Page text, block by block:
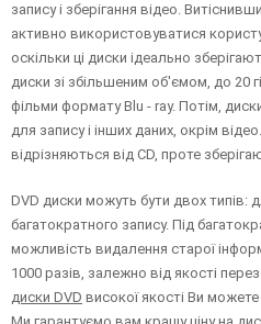
запису і зберігання відео.
активно використовуватися
оскільки ці диски ідеально
диски зі збільшеним об'ємом, до 20
фільми формату Blu - ray. Потім,
для запису і інших даних, окрім
відрізняються від CD, проте
DVD диски можуть бути двох типів:
багатократного запису. Під
можливість видалення старої
1000 разів, залежно від якості
диски DVD високої якості Ви